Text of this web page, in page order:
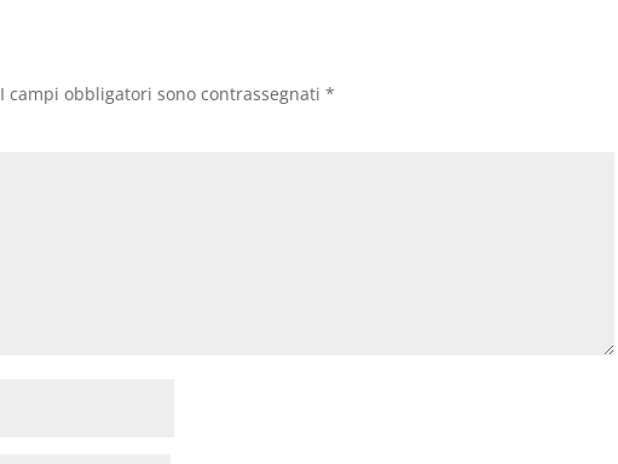
I campi obbligatori sono contrassegnati*